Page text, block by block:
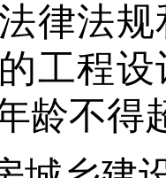
律法
工程
龄不得